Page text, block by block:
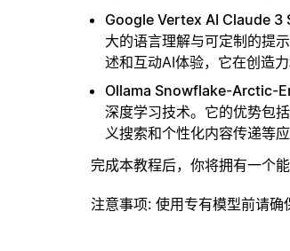
Google Vertex AI Claude 3
大的语言理解与可定制的提
述和互动AI体验，它在创造
Ollama Snowflake-Arctic-
深度学习技术。它的优势包
义搜索和个性化内容传递等应
完成本教程后，你将拥有一个
注意事项: 使用专有模型前请确